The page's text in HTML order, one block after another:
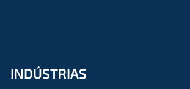
INDÚSTRIAS